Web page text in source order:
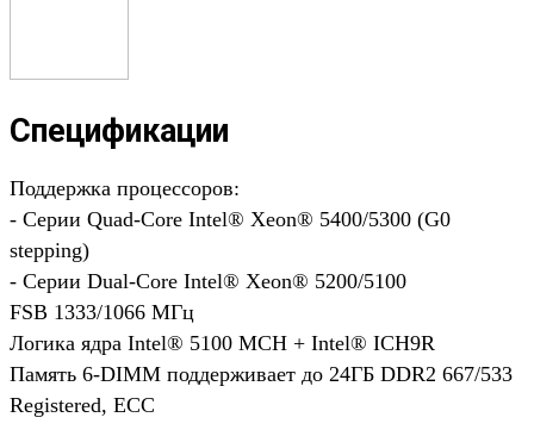
Спецификации
Поддержка процессоров:
- Серии Quad-Core Intel® Xeon® 5400/5300 (G0
stepping)
- Серии Dual-Core Intel® Xeon® 5200/5100
FSB 1333/1066 МГц
Логика ядра Intel® 5100 MCH + Intel® ICH9R
Память 6-DIMM поддерживает до 24ГБ DDR2 667/533
Registered, ECC